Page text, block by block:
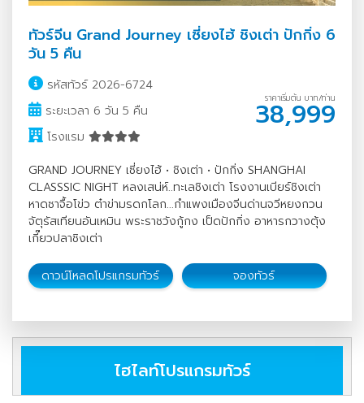
ทัวร์จีน Grand Journey เซี่ยงไฮ้ ชิงเต่า ปักกิ่ง 6
วัน 5 คืน
รหัสทัวร์ 2026-6724
ระยะเวลา 6 วัน 5 คืน
โรงแรม
ราคาเริ่มต้น บาท/ท่าน
38,999
GRAND JOURNEY เซี่ยงไฮ้ • ชิงเต่า • ปักกิ่ง SHANGHAI
CLASSSIC NIGHT หลงเสน่ห์..ทะเลชิงเต่า โรงงานเบียร์ชิงเต่า
หาดซาจื้อโข่ว ต๋าข่ามรดกโลก...กำแพงเมืองจีนด่านจวีหยงกวน
จัตุรัสเทียนอันเหมิน พระราชวังกู้กง เป็ดปักกิ่ง อาหารกวางตุ้ง
เกี๊ยวปลาชิงเต่า
ดาวน์โหลดโปรแกรมทัวร์ จองทัวร์
ไฮไลท์โปรแกรมทัวร์